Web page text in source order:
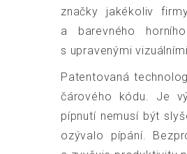
značky jakékoliv
a barevného
s upravenými
Patentovaná
čárového kódu. Je
pípnutí nemusí být
ozývalo pípání.